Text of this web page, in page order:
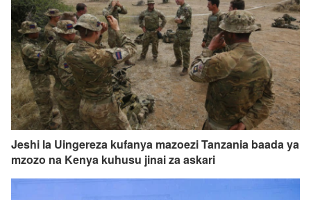
Jeshi la Uingereza kufanya mazoezi Tanzania baada ya
mzozo na Kenya kuhusu jinai za askari